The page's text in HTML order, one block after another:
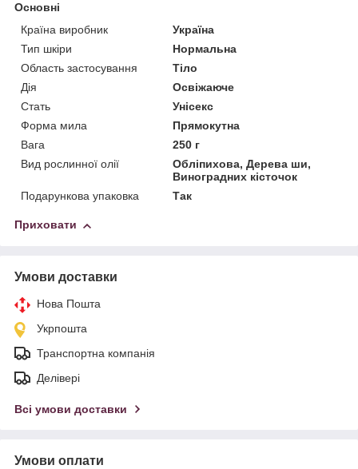
Основні
Країна виробник
Україна
Тип шкіри
Нормальна
Область застосування
Тіло
Дія
Освіжаюче
Стать
Унісекс
Форма мила
Прямокутна
Вага
250 г
Вид рослинної олії
Обліпихова, Дерева ши,
Виноградних кісточок
Подарункова упаковка
Так
Приховати
Умови доставки
Нова Пошта
Укрпошта
Транспортна компанія
Делівері
Всі умови доставки
Умови оплати